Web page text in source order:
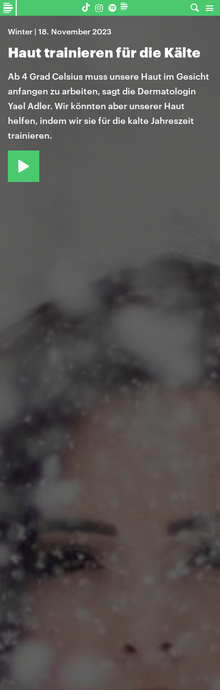
Winter | 18. November 2023
Haut trainieren für die Kälte
Ab 4 Grad Celsius muss unsere Haut im Gesicht
anfangen zu arbeiten, sagt die Dermatologin
Yael Adler. Wir könnten aber unserer Haut
helfen, indem wir sie für die kalte Jahreszeit
trainieren.